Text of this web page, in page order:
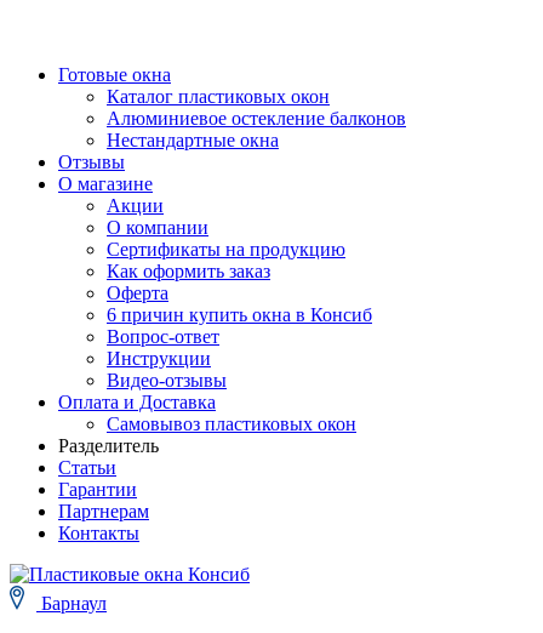
Готовые окна
Каталог пластиковых окон
Алюминиевое остекление балконов
Нестандартные окна
Отзывы
О магазине
Акции
О компании
Сертификаты на продукцию
Как оформить заказ
Оферта
6 причин купить окна в Консиб
Вопрос-ответ
Инструкции
Видео-отзывы
Оплата и Доставка
Самовывоз пластиковых окон
Разделитель
Статьи
Гарантии
Партнерам
Контакты
Барнаул